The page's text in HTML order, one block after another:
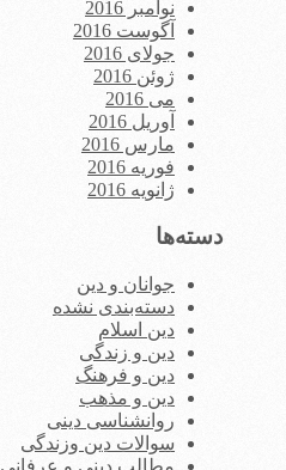
نوامبر 2016
آگوست 2016
جولای 2016
ژوئن 2016
می 2016
آوریل 2016
مارس 2016
فوریه 2016
ژانویه 2016
دسته‌ها
جوانان و دین
دسته‌بندی نشده
دین اسلام
دین و زندگی
دین و فرهنگ
دین و مذهب
روانشناسی دینی
سوالات دین وزندگی
مطالب دینی و عرفانی